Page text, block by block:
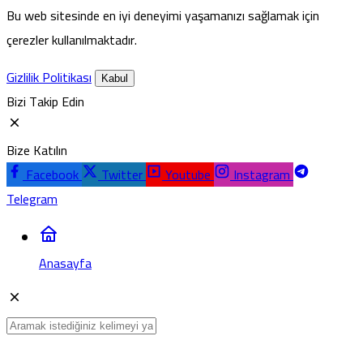
Bu web sitesinde en iyi deneyimi yaşamanızı sağlamak için
çerezler kullanılmaktadır.
Gizlilik Politikası
Kabul
Bizi Takip Edin
Bize Katılın
Facebook
Twitter Youtube
Instagram
Telegram
Anasayfa